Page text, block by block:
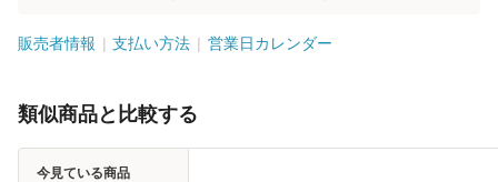
販売者情報 支払い方法 営業日カレンダー
類似商品と比較する
今見ている商品